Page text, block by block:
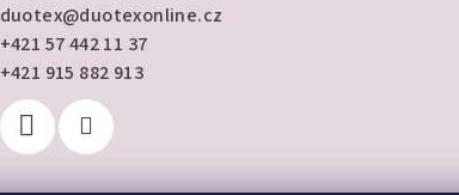
duotex@duotexonline.cz
+421 57 442 11 37
+421 915 882 913